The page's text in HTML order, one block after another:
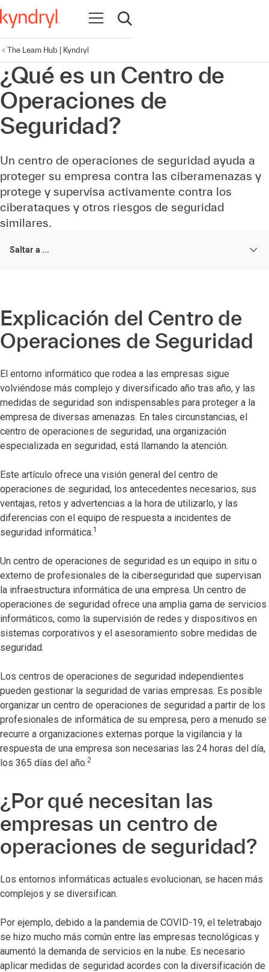
Abrir navegación
Abrir búsqueda
The Learn Hub | Kyndryl
¿Qué es un Centro de
Operaciones de
Seguridad?
Un centro de operaciones de seguridad ayuda a
proteger su empresa contra las ciberamenazas y
protege y supervisa activamente contra los
ciberataques y otros riesgos de seguridad
similares.
Saltar a ...
Explicación del Centro de
Operaciones de Seguridad
El entorno informático que rodea a las empresas sigue
volviéndose más complejo y diversificado año tras año, y las
medidas de seguridad son indispensables para proteger a la
empresa de diversas amenazas. En tales circunstancias, el
centro de operaciones de seguridad, una organización
especializada en seguridad, está llamando la atención.
Este artículo ofrece una visión general del centro de
operaciones de seguridad, los antecedentes necesarios, sus
ventajas, retos y advertencias a la hora de utilizarlo, y las
diferencias con el equipo de respuesta a incidentes de
seguridad informática.1
Un centro de operaciones de seguridad es un equipo in situ o
externo de profesionales de la ciberseguridad que supervisan
la infraestructura informática de una empresa. Un centro de
operaciones de seguridad ofrece una amplia gama de servicios
informáticos, como la supervisión de redes y dispositivos en
sistemas corporativos y el asesoramiento sobre medidas de
seguridad.
Los centros de operaciones de seguridad independientes
pueden gestionar la seguridad de varias empresas. Es posible
organizar un centro de operaciones de seguridad a partir de los
profesionales de informática de su empresa, pero a menudo se
recurre a organizaciones externas porque la vigilancia y la
respuesta de una empresa son necesarias las 24 horas del día,
los 365 días del año.2
¿Por qué necesitan las
empresas un centro de
operaciones de seguridad?
Los entornos informáticas actuales evolucionan, se hacen más
complejos y se diversifican.
Por ejemplo, debido a la pandemia de COVID-19, el teletrabajo
se hizo mucho más común entre las empresas tecnológicas y
aumentó la demanda de servicios en la nube. Es necesario
aplicar medidas de seguridad acordes con la diversificación de